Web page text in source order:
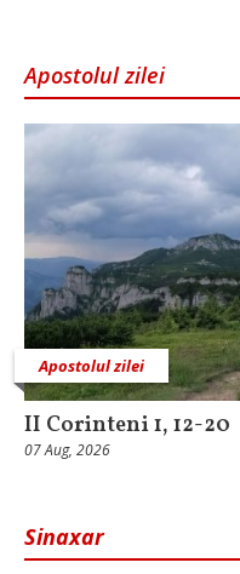
Apostolul zilei
Apostolul zilei
II Corinteni 1, 12-20
07 Aug, 2026
Sinaxar